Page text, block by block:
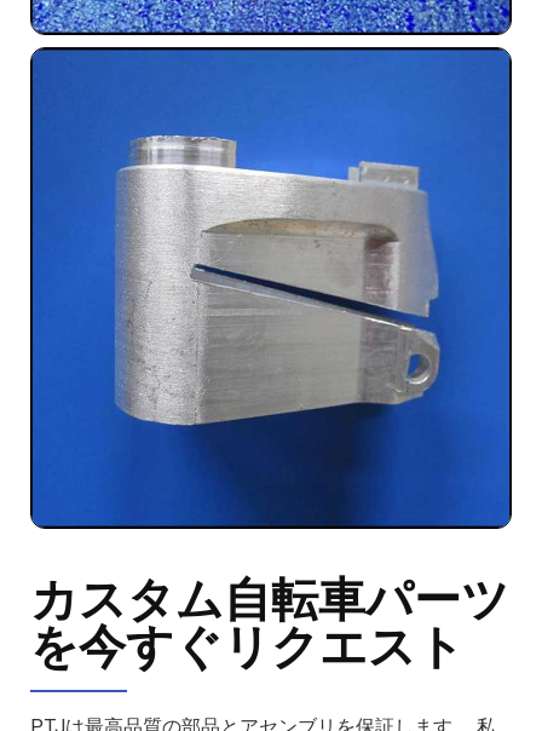
カスタム自転車パーツ
を今すぐリクエスト